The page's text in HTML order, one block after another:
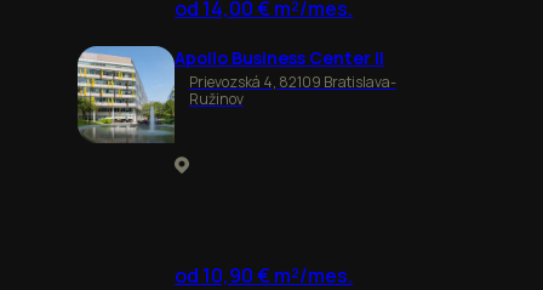
od 14,00 € m²/mes.
Apollo Business Center II
Prievozská 4, 82109 Bratislava-
Ružinov
od 10,90 € m²/mes.